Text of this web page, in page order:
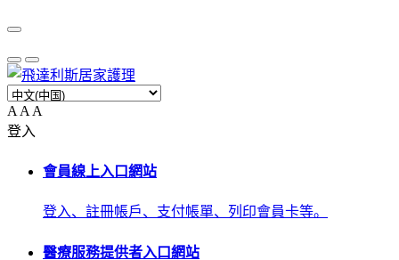
A A A
登入
會員線上入口網站
登入、註冊帳戶、支付帳單、列印會員卡等。
醫療服務提供者入口網站